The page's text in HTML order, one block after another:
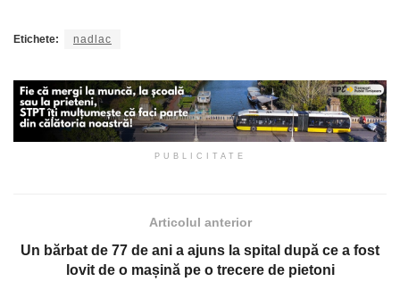
Etichete: nadlac
PUBLICITATE
Articolul anterior
Un bărbat de 77 de ani a ajuns la spital după ce a fost
lovit de o mașină pe o trecere de pietoni